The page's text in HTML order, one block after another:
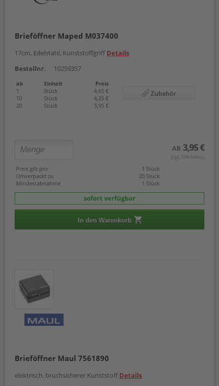
Brieföffner Maped M037400
17cm, Edelstahl, Kunststoffgriff Details
Bestellnr.
10259357
ab Einheit
Preis
1
Stück
4,65 €
10
Stück
4,25 €
20
Stück 3,95 €
Zubehör
AB 3,95 €
(zzgl. 19% Mwst.)
Preis gilt pro
1 Stück
Umverpackt zu
20 Stück
Mindestabnahme
1 Stück
sofort verfügbar
In den Warenkorb
Brieföffner Maul 7561890
elektrisch, bruchsicherer Kunststoff Details